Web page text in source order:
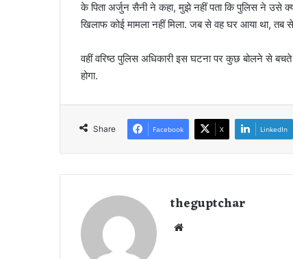
के पिता अर्जुन सैनी ने कहा, मुझे नहीं पता कि पुलिस ने उसे
खिलाफ कोई मामला नहीं मिला. जब से वह घर आया था, तब
वहीं वरिष्ठ पुलिस अधिकारी इस घटना पर कुछ बोलने से
होगा.
Share Facebook X LinkedIn
theguptchar